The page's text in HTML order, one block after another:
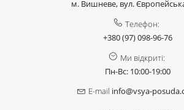
м. Вишневе, вул.
Телефон:
+380 (97) 098-96-76
Ми відкриті:
Пн-Вс: 10:00-19:00
E-mail info@vsya-